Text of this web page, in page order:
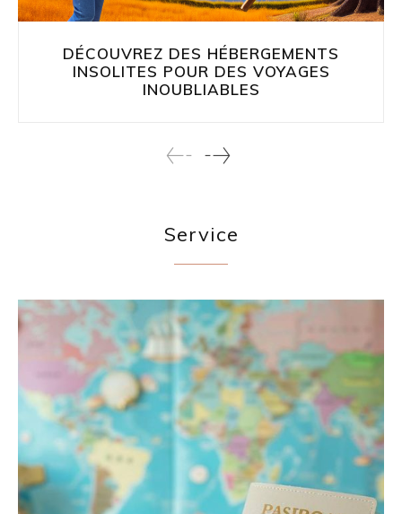
DÉCOUVREZ DES HÉBERGEMENTS
INSOLITES POUR DES VOYAGES
INOUBLIABLES
Service